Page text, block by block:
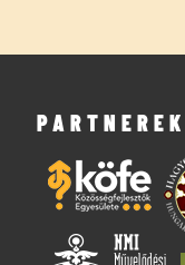
PARTNEREK